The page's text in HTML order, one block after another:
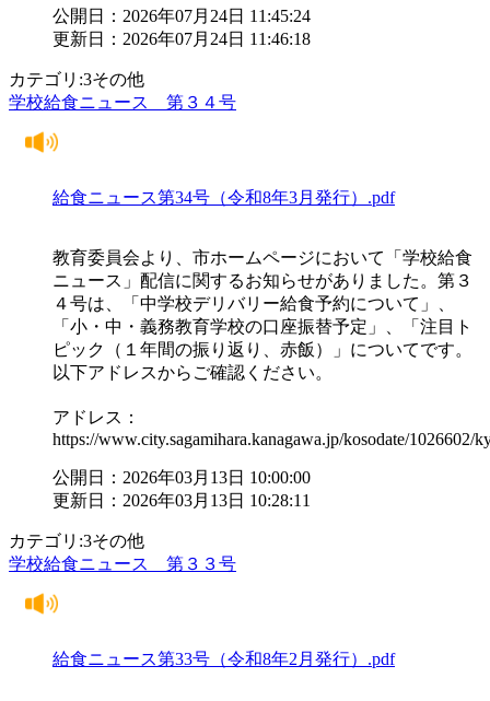
公開日：2026年07月24日 11:45:24
更新日：2026年07月24日 11:46:18
カテゴリ:3その他
学校給食ニュース 第３４号
給食ニュース第34号（令和8年3月発行）.pdf
教育委員会より、市ホームページにおいて「学校給食
ニュース」配信に関するお知らせがありました。第３
４号は、「中学校デリバリー給食予約について」、
「小・中・義務教育学校の口座振替予定」、「注目ト
ピック（１年間の振り返り、赤飯）」についてです。
以下アドレスからご確認ください。
アドレス：
https://www.city.sagamihara.kanagawa.jp/kosodate/1026602/
公開日：2026年03月13日 10:00:00
更新日：2026年03月13日 10:28:11
カテゴリ:3その他
学校給食ニュース 第３３号
給食ニュース第33号（令和8年2月発行）.pdf